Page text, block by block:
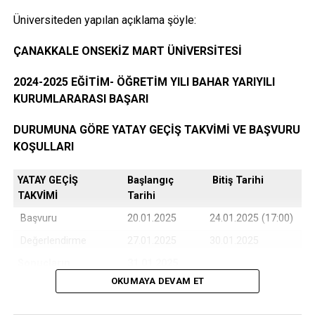
Öğrencinin yerleştiği yıldaki LYS ve ÖSYS Sonuç
ÖSYM Yerleştirme Belgesi. (İnternet çıktısı)
DGS ile yerleşen öğrencilerin DGS Sonuç belgesi
Kayıtlı olduğu Üniversiteye ait öğrenci belgesi (son
6 ay içerisinde alınmış olması ve öğrenci
Üniversiteden yapılan açıklama şöyle:
ÇANAKKALE ONSEKİZ MART ÜNİVERSİTESİ
2024-2025 EĞİTİM- ÖĞRETİM YILI BAHAR YARIYILI
KURUMLARARASI BAŞARI
DURUMUNA GÖRE YATAY GEÇİŞ TAKVİMİ VE BAŞVURU
KOŞULLARI
YATAY GEÇİŞ
TAKVİMİ
Başlangıç
Tarihi
Bitiş Tarihi
Başvuru 20.01.2025
24.01.2025 (17:00)
OKUMAYA DEVAM ET